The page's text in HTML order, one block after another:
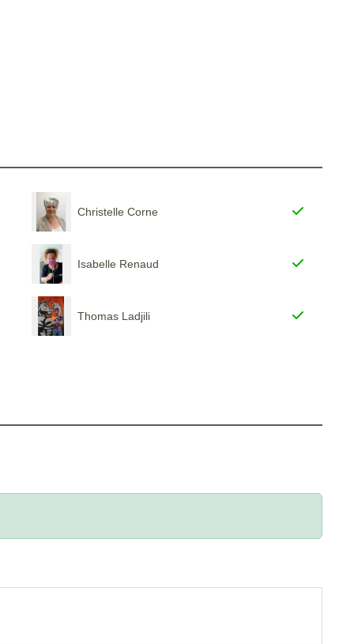
Christelle Corne
Isabelle Renaud
Thomas Ladjili